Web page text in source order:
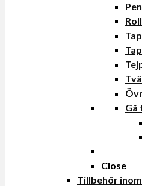
Gå
Close
Tillbehör